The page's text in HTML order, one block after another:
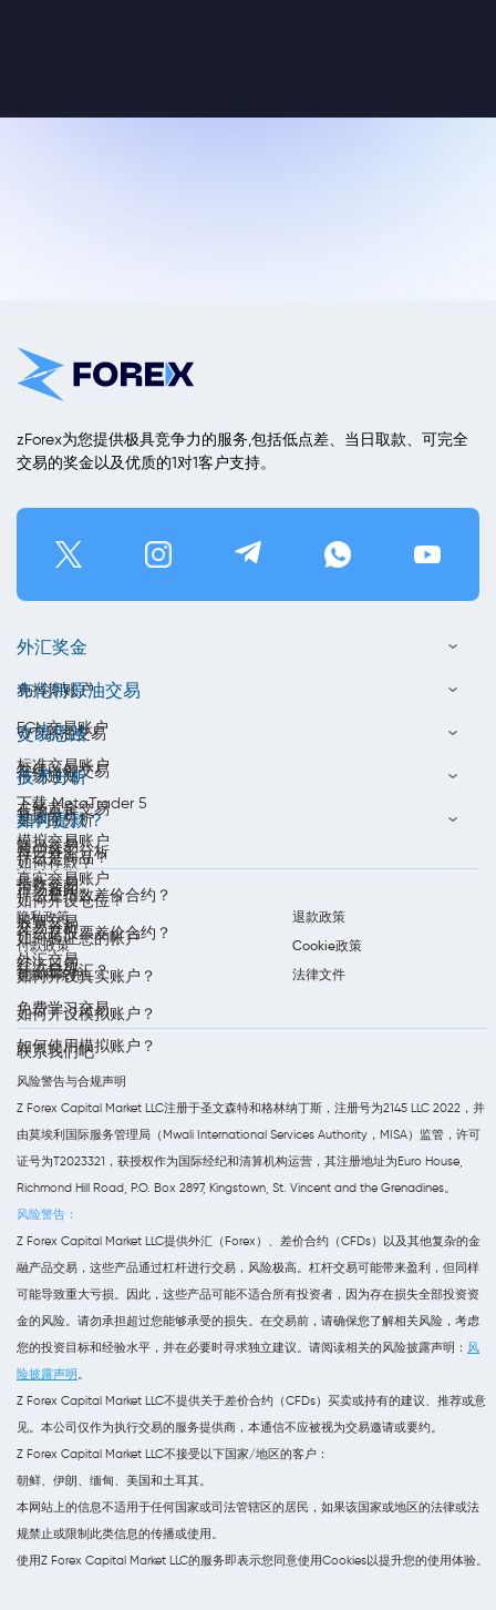
zForex为您提供极具竞争力的服务,包括低点差、当日取款、可完全
交易的奖金以及优质的1对1客户支持。
隐私政策
退款政策
付款政策
Cookie政策
条款和条件
法律文件
外汇奖金
免掉期账户
ECN交易账户
标准交易账户
下载 MetaTrader 5
模拟交易账户
真实交易账户
布伦特原油交易
WTI原油交易
在线白银交易
在线黄金交易
商品交易
指数交易
股票交易
外汇交易
交易思路
市场通知
每周分析
每日外汇分析
市场新闻
交易分析
经济日历
技术分析
基本面分析
什么是商品？
什么是指数差价合约？
什么是股票差价合约？
什么是外汇？
免费学习交易
如何使用模拟账户？
如何提款？
如何存款？
如何开设仓位？
如何验证您的帐户
如何开设真实账户？
如何开设模拟账户？
联系我们吧
风险警告与合规声明
Z Forex Capital Market LLC注册于圣文森特和格林纳丁斯，注册号为2145 LLC 2022，并
由莫埃利国际服务管理局（Mwali International Services Authority，MISA）监管，许可
证号为T2023321，获授权作为国际经纪和清算机构运营，其注册地址为Euro House,
Richmond Hill Road, P.O. Box 2897, Kingstown, St. Vincent and the Grenadines。
风险警告：
Z Forex Capital Market LLC提供外汇（Forex）、差价合约（CFDs）以及其他复杂的金
融产品交易，这些产品通过杠杆进行交易，风险极高。杠杆交易可能带来盈利，但同样
可能导致重大亏损。因此，这些产品可能不适合所有投资者，因为存在损失全部投资资
金的风险。请勿承担超过您能够承受的损失。在交易前，请确保您了解相关风险，考虑
您的投资目标和经验水平，并在必要时寻求独立建议。请阅读相关的风险披露声明： 风
险披露声明。
Z Forex Capital Market LLC不提供关于差价合约（CFDs）买卖或持有的建议、推荐或意
见。本公司仅作为执行交易的服务提供商，本通信不应被视为交易邀请或要约。
Z Forex Capital Market LLC不接受以下国家/地区的客户：
朝鲜、伊朗、缅甸、美国和土耳其。
本网站上的信息不适用于任何国家或司法管辖区的居民，如果该国家或地区的法律或法
规禁止或限制此类信息的传播或使用。
使用Z Forex Capital Market LLC的服务即表示您同意使用Cookies以提升您的使用体验。